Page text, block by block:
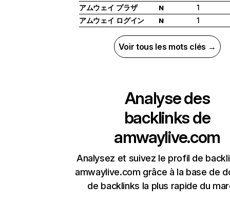
アムウェイ プラザ
N
1
アムウェイ ログイン
N 1
Voir tous les mots clés →
Analyse des
backlinks de
amwaylive.com
Analysez et suivez le profil de
amwaylive.com grâce à la base de
de backlinks la plus rapide du